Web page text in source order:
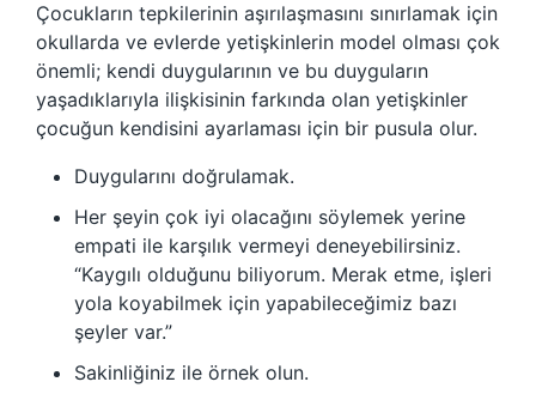
Çocukların tepkilerinin aşırılaşmasını sınırlamak için
okullarda ve evlerde yetişkinlerin model olması çok
önemli; kendi duygularının ve bu duyguların
yaşadıklarıyla ilişkisinin farkında olan yetişkinler
çocuğun kendisini ayarlaması için bir pusula olur.
Duygularını doğrulamak.
Her şeyin çok iyi olacağını söylemek yerine
empati ile karşılık vermeyi deneyebilirsiniz.
“Kaygılı olduğunu biliyorum. Merak etme, işleri
yola koyabilmek için yapabileceğimiz bazı
şeyler var.”
Sakinliğiniz ile örnek olun.